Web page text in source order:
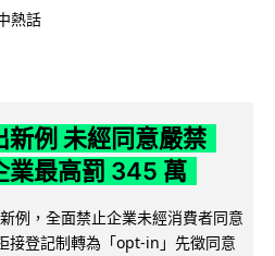
熱話
新例 未經同意嚴禁
業最高罰 345 萬
例，全面禁止企業未經消費者同意
接登記制轉為「opt-in」先徵同意